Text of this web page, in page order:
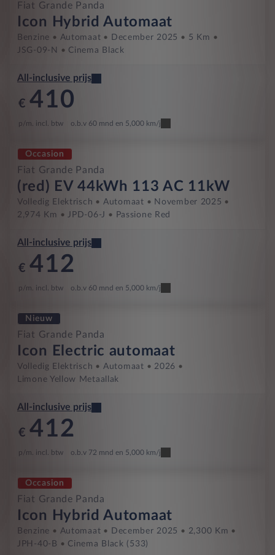
Fiat Grande Panda
Icon Hybrid Automaat
Benzine Automaat December 2025
5 Km
JSG-09-N
Cinema Black
All-inclusive prijs
€ 410
p/m. incl. btw o.b.v 60 mnd en 5,000 km/j
Occasion
Fiat Grande Panda
(red) EV 44kWh 113 AC 11kW
Volledig Elektrisch Automaat
November 2025
2,974 Km
JPD-06-J Passione Red
All-inclusive prijs
€ 412
p/m. incl. btw o.b.v 60 mnd en 5,000 km/j
Nieuw
Fiat Grande Panda
Icon Electric automaat
Volledig Elektrisch Automaat
2026
Limone Yellow Metaallak
All-inclusive prijs
€ 412
p/m. incl. btw o.b.v 72 mnd en 5,000 km/j
Occasion
Fiat Grande Panda
Icon Hybrid Automaat
Benzine Automaat December 2025
2,300 Km
JPH-40-B
Cinema Black (533)